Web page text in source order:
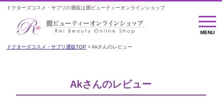
ドクターズコスメ・サプリの通販は麗ビューティーオンラインショップ
MENU
MENU
ドクターズコスメ・サプリ通販TOP Akさんのレビュー
Akさんのレビュー